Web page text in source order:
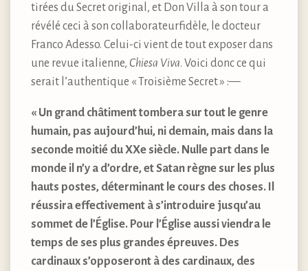
tirées du Secret original, et Don Villa à son tour a
révélé ceci à son collaborateurfidèle, le docteur
Franco Adesso. Celui-ci vient de tout exposer dans
une revue italienne, Chiesa Viva. Voici donc ce qui
serait l’authentique « Troisième Secret » :—
« Un grand châtiment tombera sur tout le genre
humain, pas aujourd’hui, ni demain, mais dans la
seconde moitié du XXe siècle. Nulle part dans le
monde il n’y a d’ordre, et Satan règne sur les plus
hauts postes, déterminant le cours des choses. Il
réussira effectivement à s’introduire jusqu’au
sommet de l’Église. Pour l’Église aussi viendra le
temps de ses plus grandes épreuves. Des
cardinaux s’opposeront à des cardinaux, des